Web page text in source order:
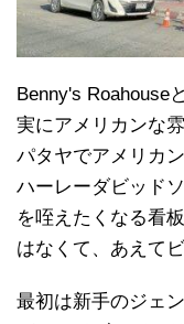
Benny's Roahouse
実にアメリカンな
パタヤでアメリカ
ハーレーダビッド
を咥えたくなる看
はなくて、あえて
最初は新手のジェ